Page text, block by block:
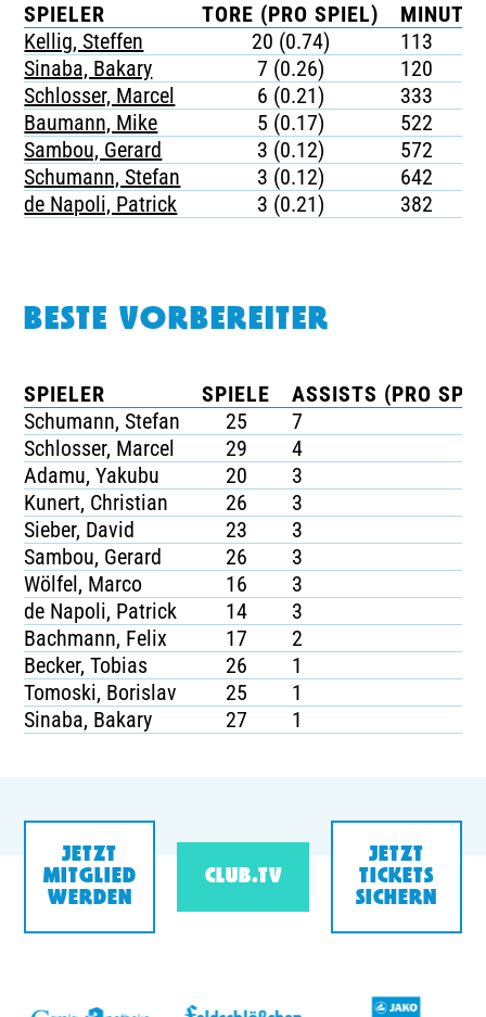
SPIELER TORE (PRO SPIEL)
Kellig, Steffen
20 (0.74)
113
Sinaba, Bakary
7 (0.26)
120
Schlosser, Marcel
6 (0.21)
333
Baumann, Mike
5 (0.17)
522
Sambou, Gerard
3 (0.12)
572
Schumann, Stefan
3 (0.12)
642
de Napoli, Patrick
3 (0.21) 382
BESTE VORBEREITER
SPIELER SPIELE
ASSISTS (PRO
Schumann, Stefan
25
7
Schlosser, Marcel
29
4
Adamu, Yakubu
20
3
Kunert, Christian
26
3
Sieber, David
23
3
Sambou, Gerard
26
3
Wölfel, Marco
16
3
de Napoli, Patrick
14
3
Bachmann, Felix
17
2
Becker, Tobias
26
1
Tomoski, Borislav
25
1
Sinaba, Bakary
27 1
JETZT
MITGLIED
WERDEN
CLUB.TV
JETZT
TICKETS
SICHERN